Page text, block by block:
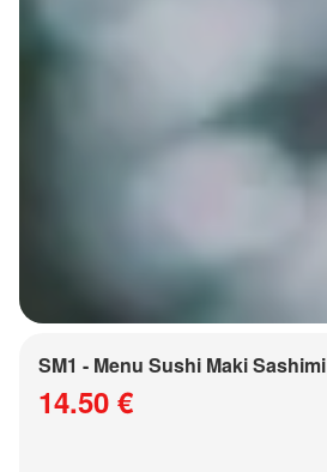
SM1 - Menu Sushi Maki Sashimi
14.50 €